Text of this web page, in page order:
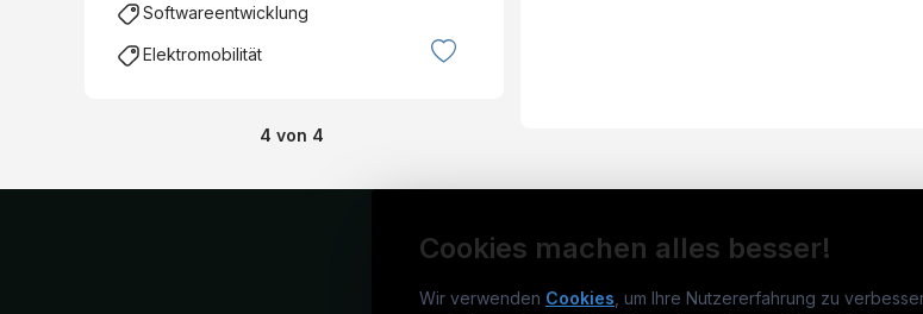
Softwareentwicklung
Elektromobilität
4 von 4
Cookies machen alles besser!
Wir verwenden Cookies, um Ihre Nutzererfahrung zu